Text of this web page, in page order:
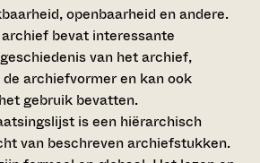
openbaarheid en andere.
bevat interessante
van het archief,
archiefvormer en kan ook
gebruik bevatten.
is een hiërarchisch
van beschreven archiefstukken.